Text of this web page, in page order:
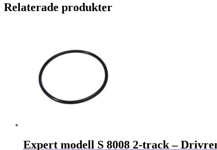
Relaterade produkter
Expert modell S 8008 2-track –